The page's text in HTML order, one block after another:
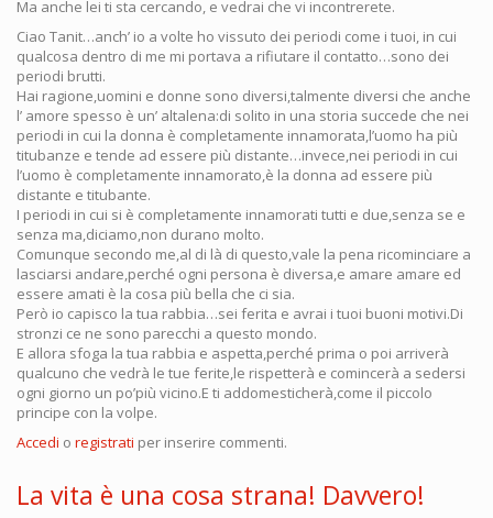
Ma anche lei ti sta cercando, e vedrai che vi incontrerete.
Ciao Tanit…anch’ io a volte ho vissuto dei periodi come i tuoi, in cui
qualcosa dentro di me mi portava a rifiutare il contatto…sono dei
periodi brutti.
Hai ragione,uomini e donne sono diversi,talmente diversi che anche
l’ amore spesso è un’ altalena:di solito in una storia succede che nei
periodi in cui la donna è completamente innamorata,l’uomo ha più
titubanze e tende ad essere più distante…invece,nei periodi in cui
l’uomo è completamente innamorato,è la donna ad essere più
distante e titubante.
I periodi in cui si è completamente innamorati tutti e due,senza se e
senza ma,diciamo,non durano molto.
Comunque secondo me,al di là di questo,vale la pena ricominciare a
lasciarsi andare,perché ogni persona è diversa,e amare amare ed
essere amati è la cosa più bella che ci sia.
Però io capisco la tua rabbia…sei ferita e avrai i tuoi buoni motivi.Di
stronzi ce ne sono parecchi a questo mondo.
E allora sfoga la tua rabbia e aspetta,perché prima o poi arriverà
qualcuno che vedrà le tue ferite,le rispetterà e comincerà a sedersi
ogni giorno un po’più vicino.E ti addomesticherà,come il piccolo
principe con la volpe.
Accedi o registrati per inserire commenti.
La vita è una cosa strana! Davvero!